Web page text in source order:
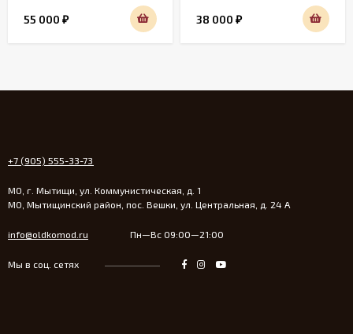
55 000 ₽ 38 000 ₽
+7 (905) 555-33-73
МО, г. Мытищи, ул. Коммунистическая, д. 1
МО, Мытищинский район, пос. Вешки, ул. Центральная, д. 24 А
info@oldkomod.ru Пн—Вс 09:00—21:00
Мы в соц. сетях